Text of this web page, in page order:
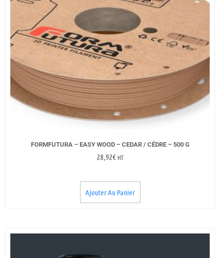
FORMFUTURA – EASY WOOD – CEDAR / CÉDRE – 500 G
28,92€ HT
Ajouter Au Panier